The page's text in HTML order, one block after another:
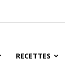
RECETTES